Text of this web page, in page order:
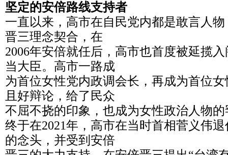
坚定的安倍路线支持者
一直以来，高市在自民党内都是敢言人
晋三理念契合，在
2006年安倍就任后，高市也首度被延揽
当大臣。高市一路成
为首位女性党内政调会长，再成为首位
且好辩论，给了民众
不屈不挠的印象，也成为女性政治人物的
终于在2021年，高市在当时首相菅义伟
的念头，并受到安倍